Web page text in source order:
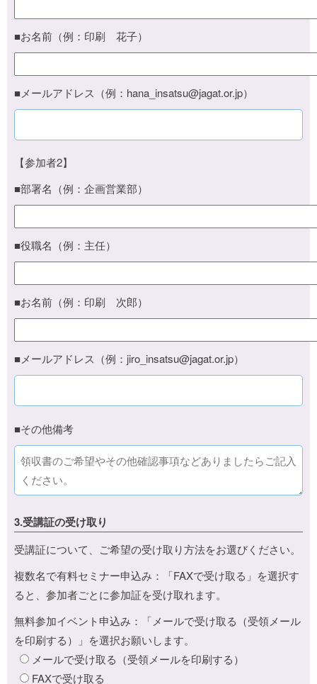
■お名前（例：印刷 花子）
■メールアドレス（例：hana_insatsu@jagat.or.jp）
【参加者2】
■部署名（例：企画営業部）
■役職名（例：主任）
■お名前（例：印刷 次郎）
■メールアドレス（例：jiro_insatsu@jagat.or.jp）
■その他備考
3.受講証の受け取り
受講証について、ご希望の受け取り方法をお選びください。
複数名で有料セミナー申込み：「FAXで受け取る」を選択す
ると、参加者ごとに参加証を受け取れます。
無料参加イベント申込み：「メールで受け取る（受領メール
を印刷する）」を選択お願いします。
メールで受け取る（受領メールを印刷する）
FAXで受け取る